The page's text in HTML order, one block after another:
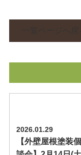
2026.01.29
【外壁屋根塗装